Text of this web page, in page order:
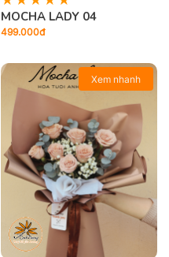
MOCHA LADY 04
499.000đ
Xem nhanh